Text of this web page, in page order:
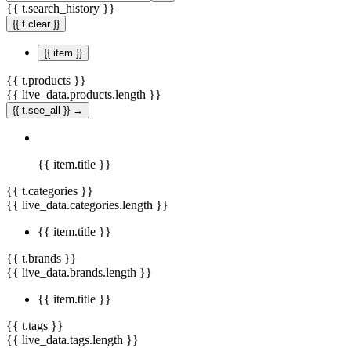
{{ t.search_history }}
{{ t.clear }}
{{ item }}
{{ t.products }}
{{ live_data.products.length }}
{{ t.see_all }} →
{{ item.title }}
{{ t.categories }}
{{ live_data.categories.length }}
{{ item.title }}
{{ t.brands }}
{{ live_data.brands.length }}
{{ item.title }}
{{ t.tags }}
{{ live_data.tags.length }}